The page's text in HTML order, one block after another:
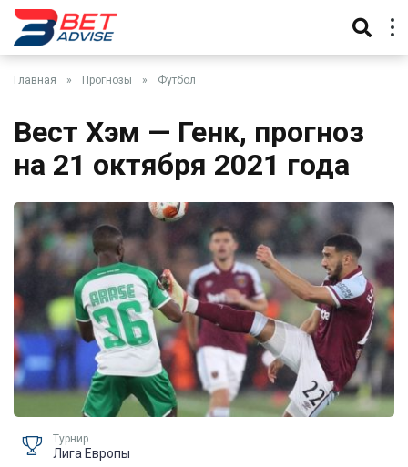
Главная » Прогнозы » Футбол
Вест Хэм — Генк, прогноз
на 21 октября 2021 года
Турнир
Лига Европы